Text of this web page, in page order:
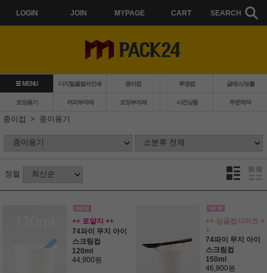
LOGIN JOIN MYPAGE CART SEARCH
MENU 디지털풀컬러인쇄 종이컵 투명컵 글래스/보틀
포장용기 커피부자재 포장부자재 시즌상품
주문제작
종이컵
종이용기
정렬
++ 로얄지 ++
74파이 무지 아이
스크림컵
120ml
44,900원
++ 싱글컵사이즈 +
+
74파이 무지 아이
스크림컵
150ml
46,900원